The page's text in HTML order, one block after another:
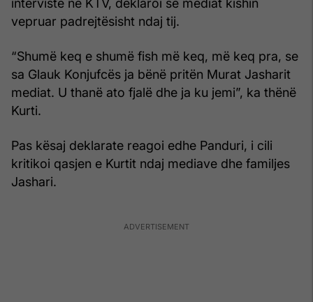
vepruar padrejtësisht ndaj tij.
“Shumë keq e shumë fish më keq, më keq pra, se
sa Glauk Konjufcës ja bënë pritën Murat Jasharit
mediat. U thanë ato fjalë dhe ja ku jemi”, ka thënë
Kurti.
Pas kësaj deklarate reagoi edhe Panduri, i cili
kritikoi qasjen e Kurtit ndaj mediave dhe familjes
Jashari.